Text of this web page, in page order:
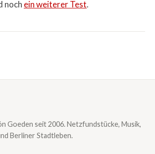
noch ein weiterer Test.
Goeden seit 2006. Netzfundstücke, Musik,
Berliner Stadtleben.